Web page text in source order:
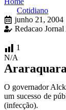
Cotidiano
junho 21, 2004
Redacao
1
N/A
O governador
um sucesso de
(infecção).